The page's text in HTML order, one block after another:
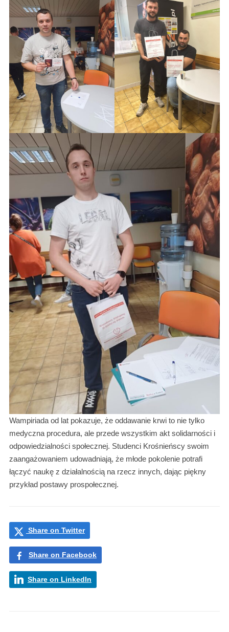
Wampiriada od lat pokazuje, że oddawanie krwi to nie tylko
medyczna procedura, ale przede wszystkim akt solidarności i
odpowiedzialności społecznej. Studenci Krośnieńscy swoim
zaangażowaniem udowadniają, że młode pokolenie potrafi
łączyć naukę z działalnością na rzecz innych, dając piękny
przykład postawy prospołecznej.
Share on Twitter
Share on Facebook
Share on LinkedIn